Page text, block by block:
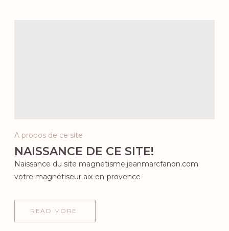
A propos de ce site
NAISSANCE DE CE SITE!
Naissance du site magnetisme.jeanmarcfanon.com
votre magnétiseur aix-en-provence
READ MORE
ABOUT